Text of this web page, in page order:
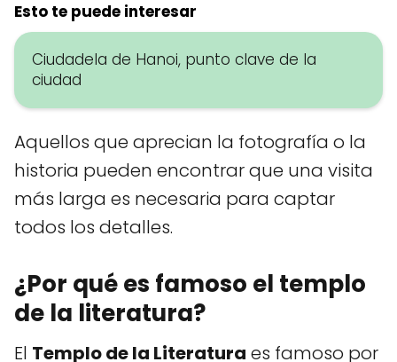
Esto te puede interesar
Ciudadela de Hanoi, punto clave de la
ciudad
Aquellos que aprecian la fotografía o la
historia pueden encontrar que una visita
más larga es necesaria para captar
todos los detalles.
¿Por qué es famoso el templo
de la literatura?
El Templo de la Literatura es famoso por